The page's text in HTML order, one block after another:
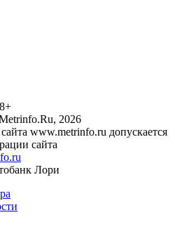
2026
www.metrinfo.ru допускается
сайта
Лори